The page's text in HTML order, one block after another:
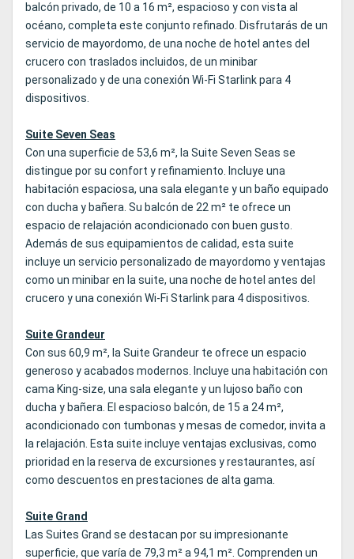
balcón privado, de 10 a 16 m², espacioso y con vista al
océano, completa este conjunto refinado. Disfrutarás de un
servicio de mayordomo, de una noche de hotel antes del
crucero con traslados incluidos, de un minibar
personalizado y de una conexión Wi‑Fi Starlink para 4
dispositivos.
Suite Seven Seas
Con una superficie de 53,6 m², la Suite Seven Seas se
distingue por su confort y refinamiento. Incluye una
habitación espaciosa, una sala elegante y un baño equipado
con ducha y bañera. Su balcón de 22 m² te ofrece un
espacio de relajación acondicionado con buen gusto.
Además de sus equipamientos de calidad, esta suite
incluye un servicio personalizado de mayordomo y ventajas
como un minibar en la suite, una noche de hotel antes del
crucero y una conexión Wi‑Fi Starlink para 4 dispositivos.
Suite Grandeur
Con sus 60,9 m², la Suite Grandeur te ofrece un espacio
generoso y acabados modernos. Incluye una habitación con
cama King‑size, una sala elegante y un lujoso baño con
ducha y bañera. El espacioso balcón, de 15 a 24 m²,
acondicionado con tumbonas y mesas de comedor, invita a
la relajación. Esta suite incluye ventajas exclusivas, como
prioridad en la reserva de excursiones y restaurantes, así
como descuentos en prestaciones de alta gama.
Suite Grand
Las Suites Grand se destacan por su impresionante
superficie, que varía de 79,3 m² a 94,1 m². Comprenden un